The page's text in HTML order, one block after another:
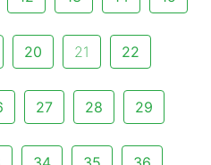
20 21 22
27 28 29